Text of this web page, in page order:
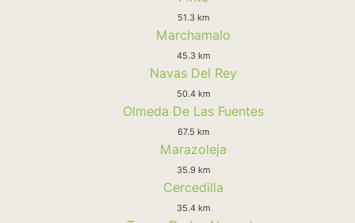
51.3 km
Marchamalo
45.3 km
Navas Del Rey
50.4 km
Olmeda De Las Fuentes
67.5 km
Marazoleja
35.9 km
Cercedilla
35.4 km